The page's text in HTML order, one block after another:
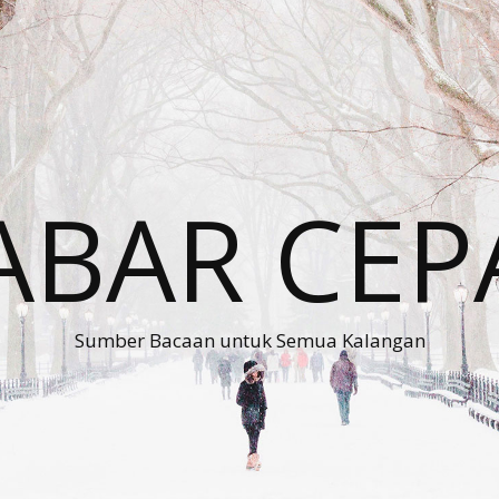
Sumber Bacaan untuk Semua Kalangan